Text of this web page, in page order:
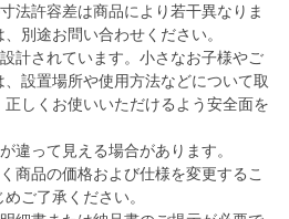
法許容差は商品により若干異なりま
別途お問い合わせください。
計されています。小さなお子様やご
設置場所や使用方法などについて取
しくお使いいただけるよう安全面を
違って見える場合があります。
商品の価格および仕様を変更するこ
ご了承ください。